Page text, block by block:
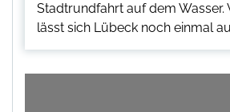
Stadtrundfahrt auf dem Wasser.
lässt sich Lübeck noch einmal